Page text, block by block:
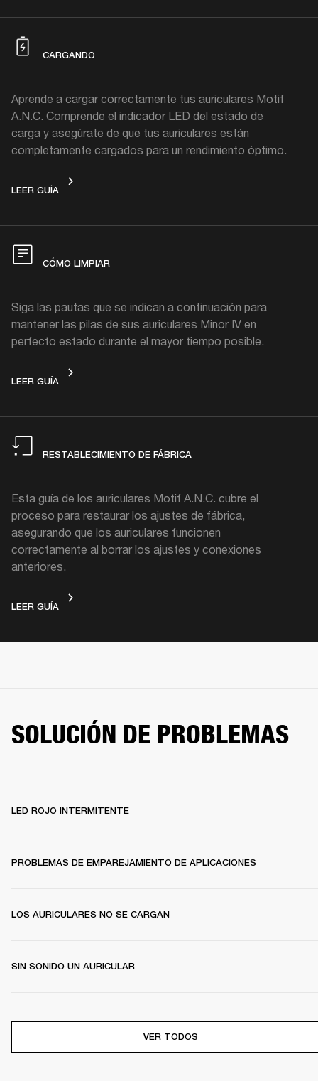
CARGANDO
Aprende a cargar correctamente tus auriculares Motif
A.N.C. Comprende el indicador LED del estado de
carga y asegúrate de que tus auriculares están
completamente cargados para un rendimiento óptimo.
LEER GUÍACARGANDO
CÓMO LIMPIAR
Siga las pautas que se indican a continuación para
mantener las pilas de sus auriculares Minor IV en
perfecto estado durante el mayor tiempo posible.
LEER GUÍACÓMO LIMPIAR
RESTABLECIMIENTO DE FÁBRICA
Esta guía de los auriculares Motif A.N.C. cubre el
proceso para restaurar los ajustes de fábrica,
asegurando que los auriculares funcionen
correctamente al borrar los ajustes y conexiones
anteriores.
LEER GUÍARESTABLECIMIENTO DE FÁBRICA
SOLUCIÓN DE PROBLEMAS
LED ROJO INTERMITENTE
PROBLEMAS DE EMPAREJAMIENTO DE APLICACIONES
LOS AURICULARES NO SE CARGAN
SIN SONIDO UN AURICULAR
VER TODOS